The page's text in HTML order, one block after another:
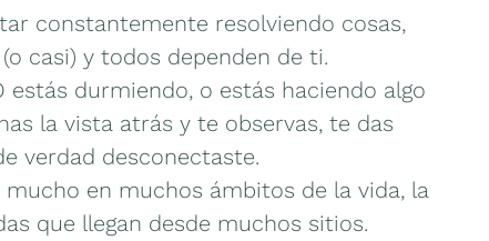
constantemente resolviendo cosas,
casi) y todos dependen de ti.
estás durmiendo, o estás haciendo algo
la vista atrás y te observas, te das
verdad desconectaste.
mucho en muchos ámbitos de la vida, la
que llegan desde muchos sitios.